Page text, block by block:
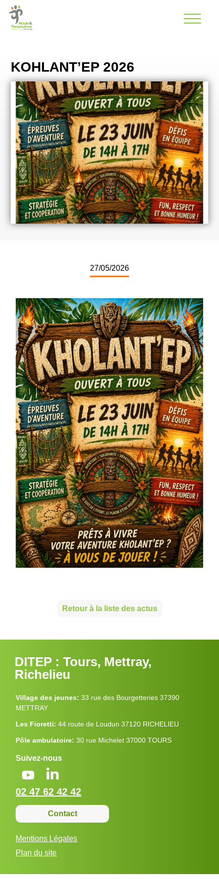
KOHLANT’EP 2026
27/05/2026
Retour à la liste des actus
DITEP : Tours, Mettray,
Richelieu
Village des jeunes: 33 rue des Bourgetteries 37390
METTRAY
Les Fioretti: 44 route de Loudun 37120 RICHELIEU
Pôle ambulatoire: 30 rue Michelet 37000 TOURS
Suivez-nous
02 47 62 42 42
Contact
Mentions Légales
Plan du site